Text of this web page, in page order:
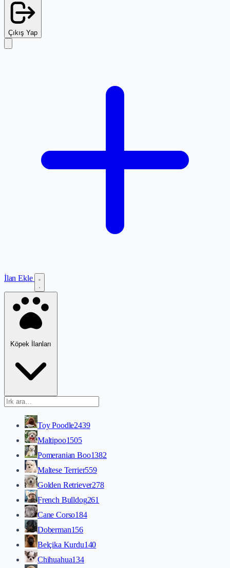
Çıkış Yap
İlan Ekle
Köpek İlanları
Toy Poodle2439
Maltipoo1505
Pomeranian Boo1382
Maltese Terrier559
Golden Retriever278
French Bulldog261
Cane Corso184
Doberman156
Belçika Kurdu140
Chihuahua134